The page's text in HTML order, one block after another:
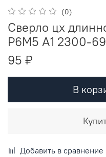
(0)
Сверло цх
Р6М5 A1 2300-
95 ₽
В
Добавить в сравнение